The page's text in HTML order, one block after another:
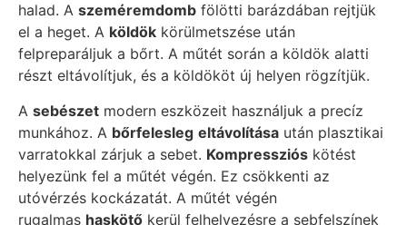
halad. A szeméremdomb fölötti barázdában rejtjük
el a heget. A köldök körülmetszése után
felpreparáljuk a bőrt. A műtét során a köldök alatti
részt eltávolítjuk, és a köldököt új helyen rögzítjük.
A sebészet modern eszközeit használjuk a precíz
munkához. A bőrfelesleg eltávolítása után plasztikai
varratokkal zárjuk a sebet. Kompressziós kötést
helyezünk fel a műtét végén. Ez csökkenti az
utóvérzés kockázatát. A műtét végén
rugalmas haskötő kerül felhelyezésre a sebfelszínek